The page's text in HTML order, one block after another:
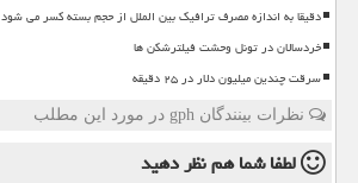
دقیقا به اندازه مصرف ترافیک بین الملل از حجم بسته کسر می شود
خردسالان در تونل وحشت فیلترشکن ها
سرقت چندین میلیون دلار در ۲۵ دقیقه
نظرات بینندگان gph در مورد این مطلب
لطفا شما همنظر دهید